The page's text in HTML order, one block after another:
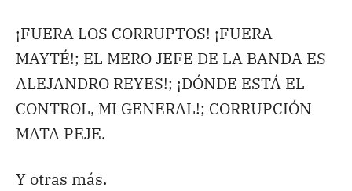
¡FUERA LOS CORRUPTOS! ¡FUERA
MAYTÉ!; EL MERO JEFE DE LA BANDA ES
ALEJANDRO REYES!; ¡DÓNDE ESTÁ EL
CONTROL, MI GENERAL!; CORRUPCIÓN
MATA PEJE.
Y otras más.